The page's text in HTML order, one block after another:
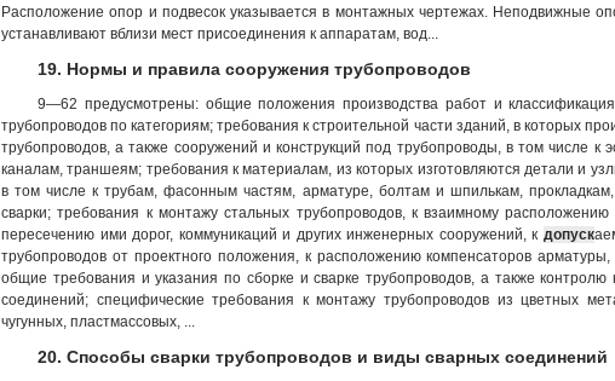
Расположение опор и подвесок указывается в монтажных чертежах. Неподвижные
устанавливают вблизи мест присоединения к аппаратам, вод...
19. Нормы и правила сооружения трубопроводов
9—62 предусмотрены: общие положения производства работ и классификация
трубопроводов по категориям; требования к строительной части зданий, в которых
трубопроводов, а также сооружений и конструкций под трубопроводы, в том числе к
каналам, траншеям; требования к материалам, из которых изготовляются детали и
в том числе к трубам, фасонным частям, арматуре, болтам и шпилькам,
сварки; требования к монтажу стальных трубопроводов, к взаимному расположению
пересечению ими дорог, коммуникаций и других инженерных сооружений, к допуск
трубопроводов от проектного положения, к расположению компенсаторов
общие требования и указания по сборке и сварке трубопроводов, а также контролю
соединений; специфические требования к монтажу трубопроводов из цветных
чугунных, пластмассовых, ...
20. Способы сварки трубопроводов и виды сварных соединений